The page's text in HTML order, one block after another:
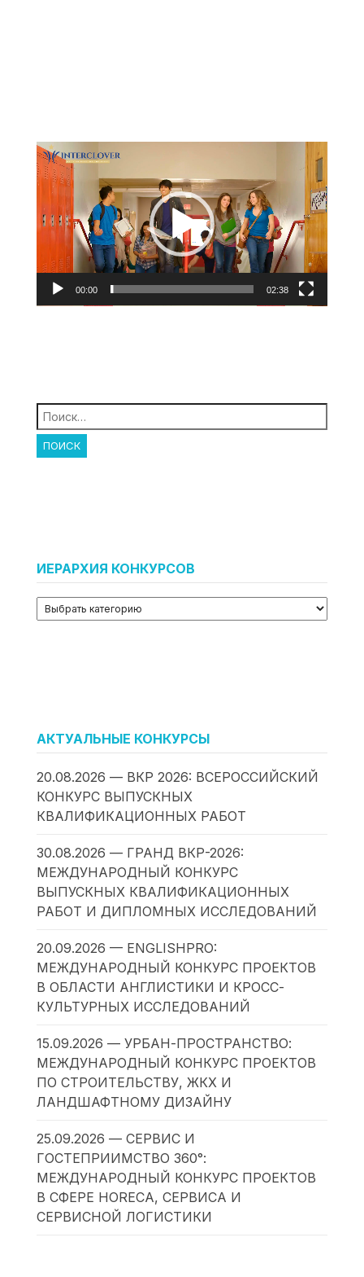
Видеоплеер
00:00 02:38
Найти:
ИЕРАРХИЯ КОНКУРСОВ
АКТУАЛЬНЫЕ КОНКУРСЫ
20.08.2026 — ВКР 2026: ВСЕРОССИЙСКИЙ
КОНКУРС ВЫПУСКНЫХ
КВАЛИФИКАЦИОННЫХ РАБОТ
30.08.2026 — ГРАНД ВКР-2026:
МЕЖДУНАРОДНЫЙ КОНКУРС
ВЫПУСКНЫХ КВАЛИФИКАЦИОННЫХ
РАБОТ И ДИПЛОМНЫХ ИССЛЕДОВАНИЙ
20.09.2026 — ENGLISHPRO:
МЕЖДУНАРОДНЫЙ КОНКУРС ПРОЕКТОВ
В ОБЛАСТИ АНГЛИСТИКИ И КРОСС-
КУЛЬТУРНЫХ ИССЛЕДОВАНИЙ
15.09.2026 — УРБАН-ПРОСТРАНСТВО:
МЕЖДУНАРОДНЫЙ КОНКУРС ПРОЕКТОВ
ПО СТРОИТЕЛЬСТВУ, ЖКХ И
ЛАНДШАФТНОМУ ДИЗАЙНУ
25.09.2026 — СЕРВИС И
ГОСТЕПРИИМСТВО 360°:
МЕЖДУНАРОДНЫЙ КОНКУРС ПРОЕКТОВ
В СФЕРЕ HORECA, СЕРВИСА И
СЕРВИСНОЙ ЛОГИСТИКИ